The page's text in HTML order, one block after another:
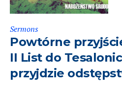
Sermons
Powtórne
II List do
przyjdzie